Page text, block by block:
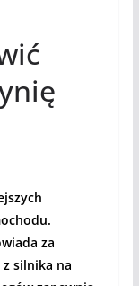
za
silnika na